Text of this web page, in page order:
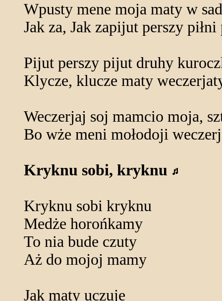
Wpusty mene moja maty w
Jak za, Jak zapijut perszy
Pijut perszy pijut druhy
Klycze, klucze maty
Weczerjaj soj mamcio moja,
Bo wże meni mołodoji
Kryknu sobi, kryknu
Kryknu sobi kryknu
Medże horońkamy
To nia bude czuty
Aż do mojoj mamy
Jak maty uczuje